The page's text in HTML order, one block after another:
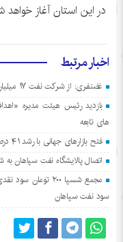
در این استان آغاز خواهد
اخبار مرتبط
غضنفری: از شرکت نفت ۱۷ میلیارد دلار طلب داریم
بازدید رئیس هیئت مدیره
های تابعه
فتح بازارهای جهانی با رشد ۴۱ درصدی صادرات؛ نفت سپاهان ۹۰ میلیون دلار ارزآوری کرد
اتصال پالایشگاه نفت سپاهان
سود نفت سپاهان